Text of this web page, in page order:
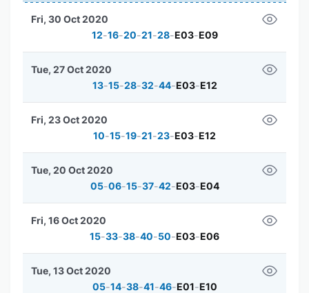
12-16-20-21-28-E03-E09
Fri, 30 Oct 2020
13-15-28-32-44-E03-E12
Tue, 27 Oct 2020
10-15-19-21-23-E03-E12
Fri, 23 Oct 2020
05-06-15-37-42-E03-E04
Tue, 20 Oct 2020
15-33-38-40-50-E03-E06
Fri, 16 Oct 2020
05-14-38-41-46-E01-E10
Tue, 13 Oct 2020